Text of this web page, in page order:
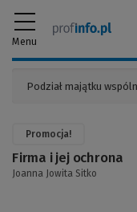
Menu
Promocja!
Firma i jej ochrona
Joanna Jowita Sitko